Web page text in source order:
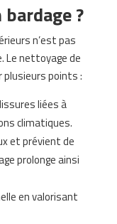
?
n’est pas
Le nettoyage de
points :
liées à
climatiques.
et prévient de
prolonge ainsi
en valorisant